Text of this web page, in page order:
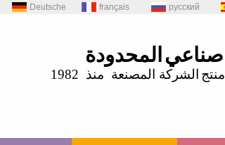
Deutsche français русский
صناعي
منتج الشركة المصنعة منذ 1982